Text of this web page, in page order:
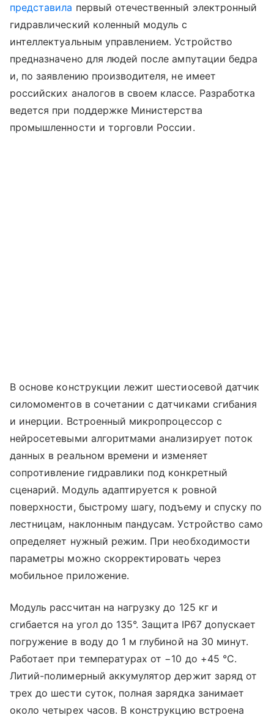
представила первый отечественный электронный
гидравлический коленный модуль с
интеллектуальным управлением. Устройство
предназначено для людей после ампутации бедра
и, по заявлению производителя, не имеет
российских аналогов в своем классе. Разработка
ведется при поддержке Министерства
промышленности и торговли России.
В основе конструкции лежит шестиосевой датчик
силомоментов в сочетании с датчиками сгибания
и инерции. Встроенный микропроцессор с
нейросетевыми алгоритмами анализирует поток
данных в реальном времени и изменяет
сопротивление гидравлики под конкретный
сценарий. Модуль адаптируется к ровной
поверхности, быстрому шагу, подъему и спуску по
лестницам, наклонным пандусам. Устройство само
определяет нужный режим. При необходимости
параметры можно скорректировать через
мобильное приложение.
Модуль рассчитан на нагрузку до 125 кг и
сгибается на угол до 135°. Защита IP67 допускает
погружение в воду до 1 м глубиной на 30 минут.
Работает при температурах от −10 до +45 °C.
Литий-полимерный аккумулятор держит заряд от
трех до шести суток, полная зарядка занимает
около четырех часов. В конструкцию встроена